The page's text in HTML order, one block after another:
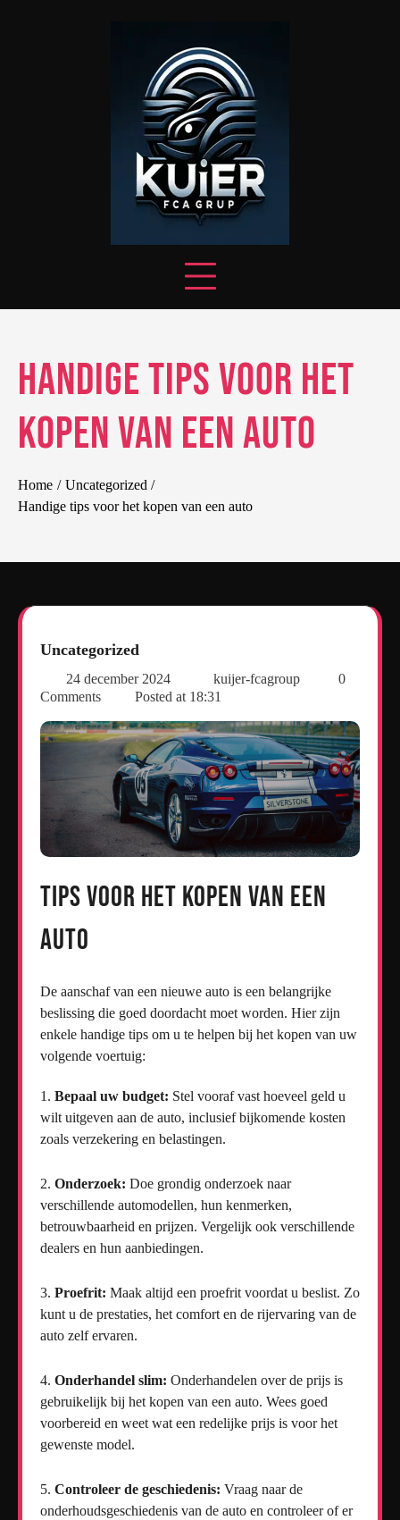
Handige tips voor het
kopen van een auto
Home
Uncategorized
Handige tips voor het kopen van een auto
Uncategorized
24 december 2024 kuijer-fcagroup
0
Comments
Posted at 18:31
Tips voor het kopen van een
auto
De aanschaf van een nieuwe auto is een belangrijke
beslissing die goed doordacht moet worden. Hier zijn
enkele handige tips om u te helpen bij het kopen van uw
volgende voertuig:
Bepaal uw budget: Stel vooraf vast hoeveel geld u
wilt uitgeven aan de auto, inclusief bijkomende kosten
zoals verzekering en belastingen.
Onderzoek: Doe grondig onderzoek naar
verschillende automodellen, hun kenmerken,
betrouwbaarheid en prijzen. Vergelijk ook verschillende
dealers en hun aanbiedingen.
Proefrit: Maak altijd een proefrit voordat u beslist. Zo
kunt u de prestaties, het comfort en de rijervaring van de
auto zelf ervaren.
Onderhandel slim: Onderhandelen over de prijs is
gebruikelijk bij het kopen van een auto. Wees goed
voorbereid en weet wat een redelijke prijs is voor het
gewenste model.
Controleer de geschiedenis: Vraag naar de
onderhoudsgeschiedenis van de auto en controleer of er